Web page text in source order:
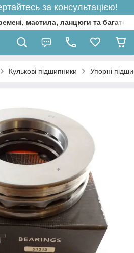
за консультацією!
мастила, ланцюги та багато
Кулькові підшипники Упорні